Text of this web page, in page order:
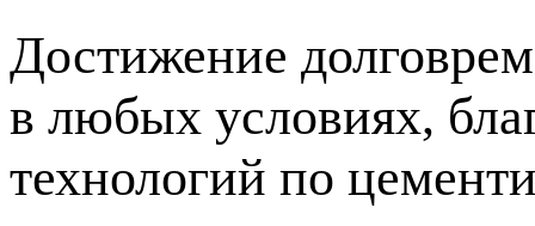
Достижение
в любых условиях,
технологий по